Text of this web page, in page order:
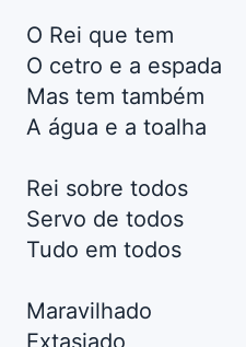
O Rei que tem
O cetro e a espada
Mas tem também
A água e a toalha
Rei sobre todos
Servo de todos
Tudo em todos
Maravilhado
Extasiado